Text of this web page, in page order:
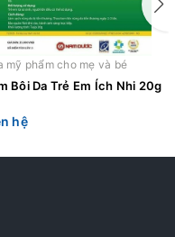
mỹ phẩm cho mẹ và bé
Bôi Da Trẻ Em Ích Nhi 20g
hệ